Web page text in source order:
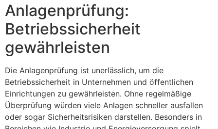
Anlagenprüfung:
Betriebssicherheit
gewährleisten
Die Anlagenprüfung ist unerlässlich, um die
Betriebssicherheit in Unternehmen und öffentlichen
Einrichtungen zu gewährleisten. Ohne regelmäßige
Überprüfung würden viele Anlagen schneller ausfallen
oder sogar Sicherheitsrisiken darstellen. Besonders in